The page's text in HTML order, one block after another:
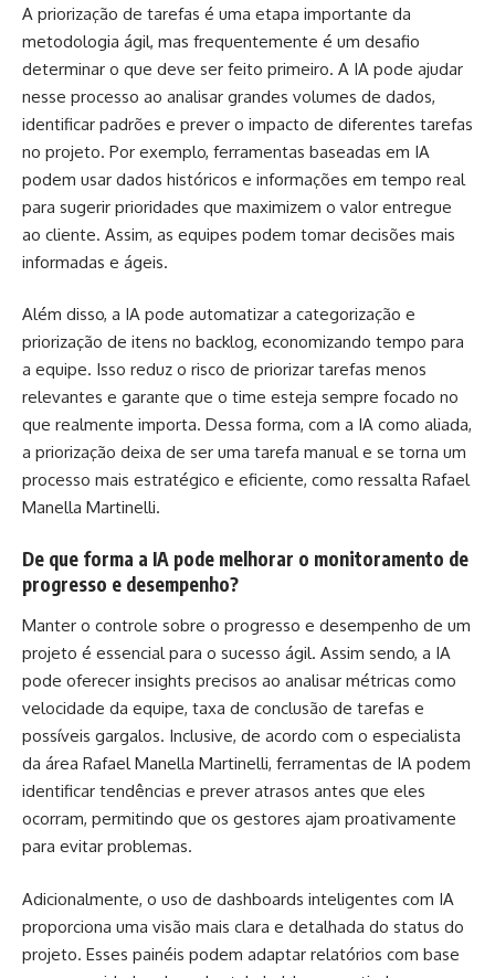
A priorização de tarefas é uma etapa importante da
metodologia ágil, mas frequentemente é um desafio
determinar o que deve ser feito primeiro. A IA pode ajudar
nesse processo ao analisar grandes volumes de dados,
identificar padrões e prever o impacto de diferentes tarefas
no projeto. Por exemplo, ferramentas baseadas em IA
podem usar dados históricos e informações em tempo real
para sugerir prioridades que maximizem o valor entregue
ao cliente. Assim, as equipes podem tomar decisões mais
informadas e ágeis.
Além disso, a IA pode automatizar a categorização e
priorização de itens no backlog, economizando tempo para
a equipe. Isso reduz o risco de priorizar tarefas menos
relevantes e garante que o time esteja sempre focado no
que realmente importa. Dessa forma, com a IA como aliada,
a priorização deixa de ser uma tarefa manual e se torna um
processo mais estratégico e eficiente, como ressalta Rafael
Manella Martinelli.
De que forma a IA pode melhorar o monitoramento de
progresso e desempenho?
Manter o controle sobre o progresso e desempenho de um
projeto é essencial para o sucesso ágil. Assim sendo, a IA
pode oferecer insights precisos ao analisar métricas como
velocidade da equipe, taxa de conclusão de tarefas e
possíveis gargalos. Inclusive, de acordo com o especialista
da área Rafael Manella Martinelli, ferramentas de IA podem
identificar tendências e prever atrasos antes que eles
ocorram, permitindo que os gestores ajam proativamente
para evitar problemas.
Adicionalmente, o uso de dashboards inteligentes com IA
proporciona uma visão mais clara e detalhada do status do
projeto. Esses painéis podem adaptar relatórios com base